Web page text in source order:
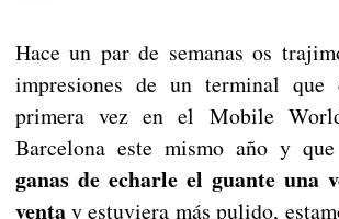
Hace un par de semanas os
impresiones de un terminal que
primera vez en el Mobile
Barcelona este mismo año y
ganas de echarle el guante una
ventay estuviera más pulido,